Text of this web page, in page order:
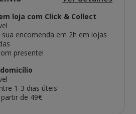
loja com Click & Collect
sua encomenda em 2h em lojas
presente!
1-3 dias úteis
de 49€